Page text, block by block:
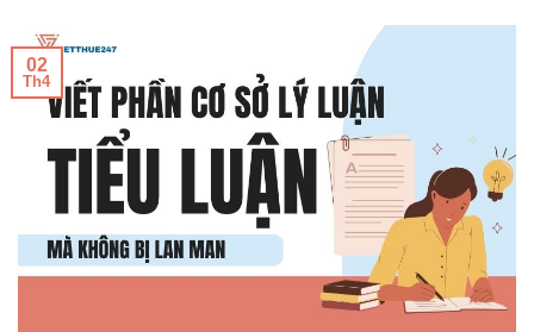
02
Th4